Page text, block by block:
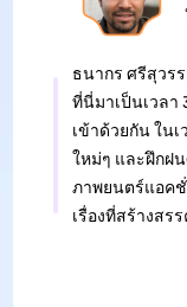
ธนากร ศรีสุวร
ที่นี่มาเป็นเวลา
เข้าด้วยกัน ใน
ใหม่ๆ และฝึกฝ
ภาพยนตร์แอคชั่
เรื่องที่สร้างสร